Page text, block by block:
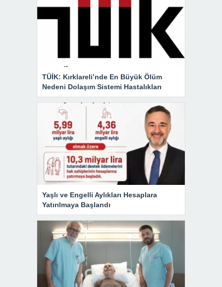
TÜİK: Kırklareli’nde En Büyük Ölüm
Nedeni Dolaşım Sistemi Hastalıkları
Yaşlı ve Engelli Aylıkları Hesaplara
Yatırılmaya Başlandı